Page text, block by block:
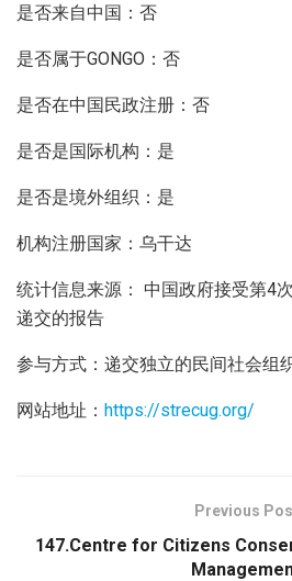
是否来自中国：否
是否属于GONGO：否
是否在中国民政注册：否
是否是国际机构：是
是否是境外组织：是
机构注册国家：乌干达
统计信息来源： 中国政府接受第4
递交的报告
参与方式：递交独立的民间社会组
网站地址： https://strecug.org/
Previous
147.Centre for Citizens